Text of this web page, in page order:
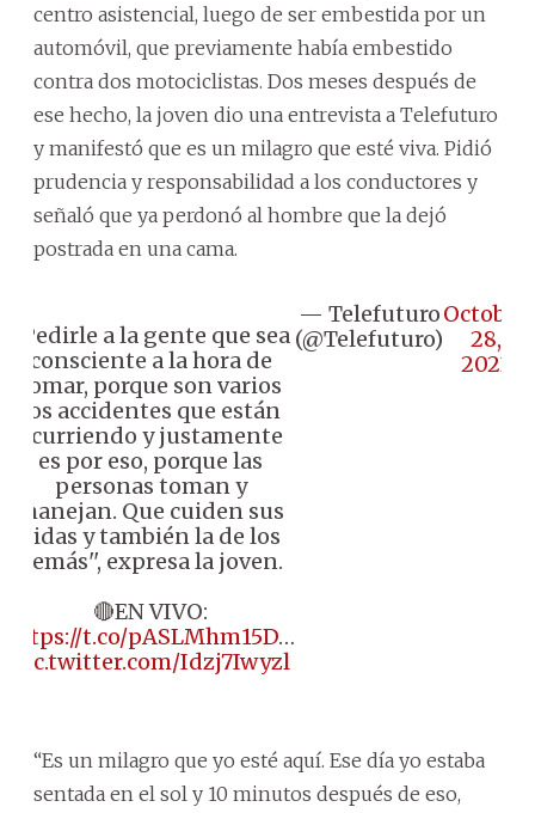
centro asistencial, luego de ser embestida por un
automóvil, que previamente había embestido
contra dos motociclistas. Dos meses después de
ese hecho, la joven dio una entrevista a Telefuturo
y manifestó que es un milagro que esté viva. Pidió
prudencia y responsabilidad a los conductores y
señaló que ya perdonó al hombre que la dejó
postrada en una cama.
''Pedirle a la gente que sea
consciente a la hora de
tomar, porque son varios
los accidentes que están
ocurriendo y justamente
es por eso, porque las
personas toman y
manejan. Que cuiden sus
vidas y también la de los
demás'', expresa la joven.
🔴EN VIVO:
https://t.co/pASLMhm15D…
pic.twitter.com/Idzj7Iwyzl
— Telefuturo
(@Telefuturo)
October
28,
2023
“Es un milagro que yo esté aquí. Ese día yo estaba
sentada en el sol y 10 minutos después de eso,